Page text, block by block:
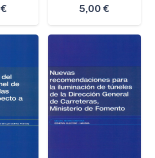
€
5,00 €